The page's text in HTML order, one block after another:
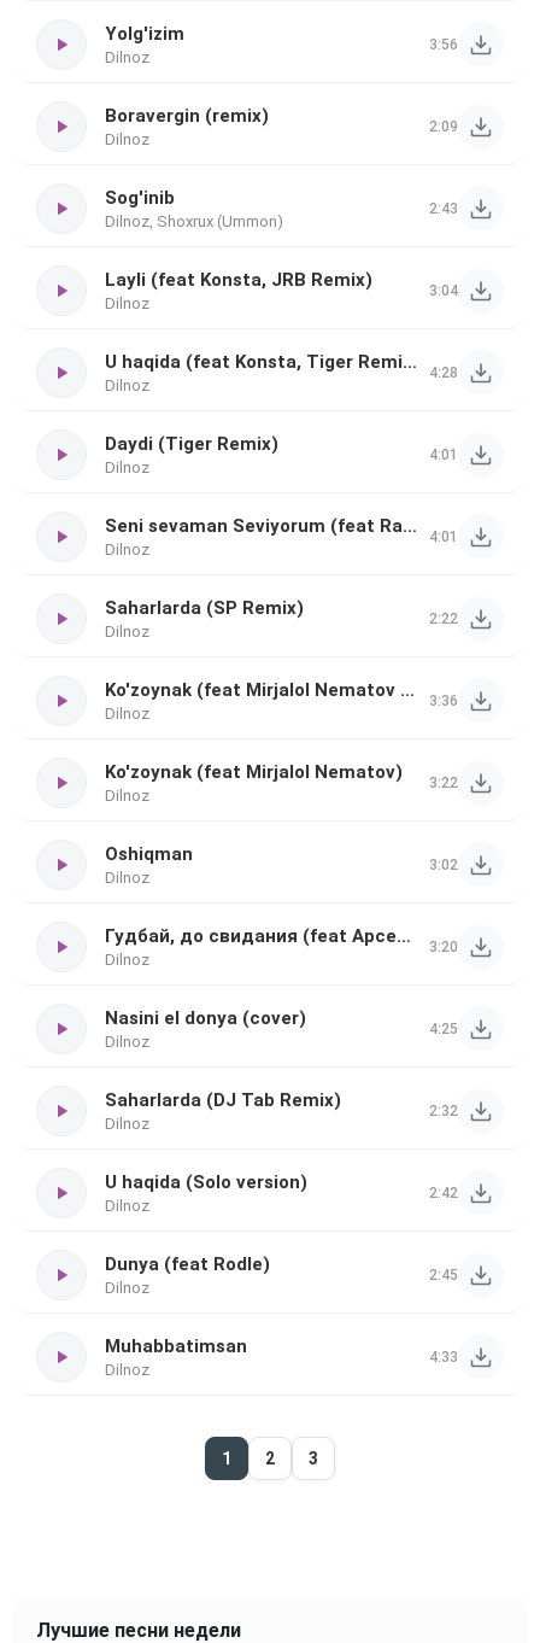
Yolg'izim
Dilnoz
3:56
Boravergin (remix)
Dilnoz
2:09
Sog'inib
Dilnoz, Shoxrux (Ummon)
2:43
Layli (feat Konsta, JRB Remix)
Dilnoz
3:04
U haqida (feat Konsta, Tiger Remix)
Dilnoz
4:28
Daydi (Tiger Remix)
Dilnoz
4:01
Seni sevaman Seviyorum (feat Rafet el Roman)
Dilnoz
4:01
Saharlarda (SP Remix)
Dilnoz
2:22
Ko'zoynak (feat Mirjalol Nematov Remix)
Dilnoz
3:36
Ko'zoynak (feat Mirjalol Nematov)
Dilnoz
3:22
Oshiqman
Dilnoz
3:02
Гудбай, до свидания (feat Арсен Шахунц)
Dilnoz
3:20
Nasini el donya (cover)
Dilnoz
4:25
Saharlarda (DJ Tab Remix)
Dilnoz
2:32
U haqida (Solo version)
Dilnoz
2:42
Dunya (feat Rodle)
Dilnoz
2:45
Muhabbatimsan
Dilnoz
4:33
1 2 3
Лучшие песни недели